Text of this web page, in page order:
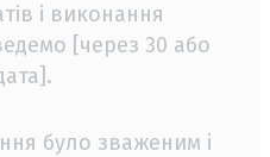
і виконання
[через 30 або
було зваженим і